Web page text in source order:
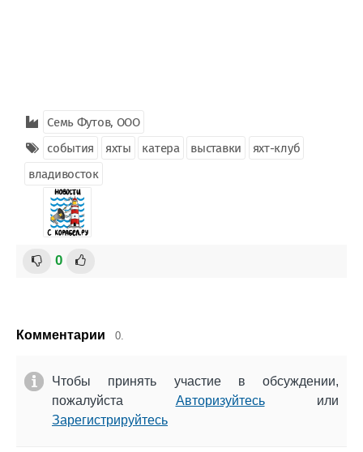
Семь Футов, ООО
события
яхты катера выставки
яхт-клуб
владивосток
0
Комментарии 0.
Чтобы принять участие в обсуждении,
пожалуйста Авторизуйтесьили
Зарегистрируйтесь